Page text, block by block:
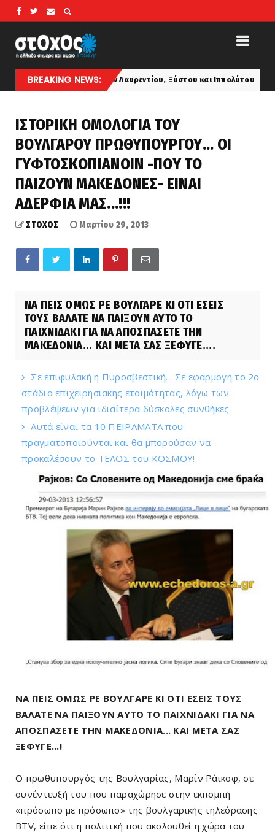
BREAKING NEWS:
Εορτή των Αγίων Λαυρεντίου, Ξύστου και Ιππολύτου latest
ΙΣΤΟΡΙΚΗ ΟΜΟΛΟΓΙΑ ΤΟΥ
ΒΟΥΛΓΑΡΟΥ ΠΡΩΘΥΠΟΥΡΓΟΥ... ΟΙ
ΓΥΦΤΟΣΚΟΠΙΑΝΟΙΝ -ΠΟΥ ΤΟ
ΠΑΙΖΟΥΝ ΜΑΚΕΔΟΝΕΣ- ΕΙΝΑΙ
ΑΔΕΡΦΙΑ ΜΑΣ...!!!
ΣΤΟΧΟΣ Μαρτίου 29, 2013
ΝΑ ΠΕΙΣ ΟΜΩΣ ΡΕ ΒΟΥΛΓΑΡΕ ΚΙ ΟΤΙ ΕΣΕΙΣ
ΤΟΥΣ ΒΑΛΑΤΕ ΝΑ ΠΑΙΞΟΥΝ ΑΥΤΟ ΤΟ
ΠΑΙΧΝΙΔΑΚΙ ΓΙΑ ΝΑ ΑΠΟΣΠΑΣΕΤΕ ΤΗΝ
ΜΑΚΕΔΟΝΙΑ... ΚΑΙ ΜΕΤΑ ΣΑΣ ΞΕΦΥΓΕ....
Σε επιφυλακή η Πυροσβεστική... Σε εφαρμογή το 2ο
στάδιο επιχειρησιακής ετοιμότητας, λόγω των
προβλέψεων για ιδιαίτερα δύσκολες συνθήκες
Αυτά είναι τα 10 ΠΕΙΡΑΜΑΤΑ που
πραγματοποιούνται και θα μπορούσαν να
προκαλέσουν το ΤΕΛΟΣ του ΚΟΣΜΟΥ!
ΝΑ ΠΕΙΣ ΟΜΩΣ ΡΕ ΒΟΥΛΓΑΡΕ ΚΙ ΟΤΙ ΕΣΕΙΣ ΤΟΥΣ
ΒΑΛΑΤΕ ΝΑ ΠΑΙΞΟΥΝ ΑΥΤΟ ΤΟ ΠΑΙΧΝΙΔΑΚΙ ΓΙΑ ΝΑ
ΑΠΟΣΠΑΣΕΤΕ ΤΗΝ ΜΑΚΕΔΟΝΙΑ... ΚΑΙ ΜΕΤΑ ΣΑΣ
ΞΕΦΥΓΕ...!
Ο πρωθυπουργός της Βουλγαρίας, Μαρίν Ράικοφ, σε
συνέντευξή του που παραχώρησε στην εκπομπή
«πρόσωπο με πρόσωπο» της βουλγαρικής τηλεόρασης
BTV, είπε ότι η πολιτική που ακολουθεί η χώρα του